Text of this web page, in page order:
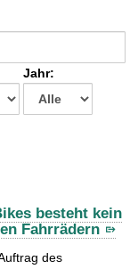
Jahr:
besteht kein
Fahrrädern
des